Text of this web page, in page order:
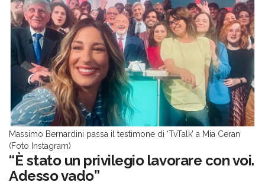
Massimo Bernardini passa il testimone di ‘TvTalk’ a Mia Ceran
(Foto Instagram)
“È stato un privilegio lavorare con voi.
Adesso vado”